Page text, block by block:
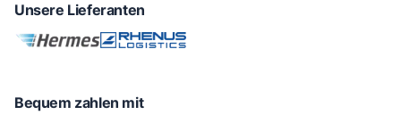
Unsere Lieferanten
Bequem zahlen mit